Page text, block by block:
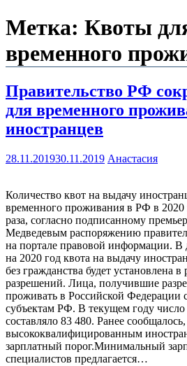
Метка: Квоты
временного
Правительство РФ
для временного
иностранцев
28.11.201930.11.2019 Анастасия
Количество квот на выдачу
временного проживания в РФ в 2020
раза, согласно подписанному
Медведевым распоряжению
на портале правовой информации. В
на 2020 год квота на выдачу
без гражданства будет установлена в
разрешений. Лица, получившие
проживать в Российской Федерации
субъектам РФ. В текущем году
составляло 83 480. Ранее
высококвалифицированным
зарплатный порог.Минимальный
специалистов предлагается…